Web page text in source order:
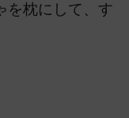
を枕にして、す